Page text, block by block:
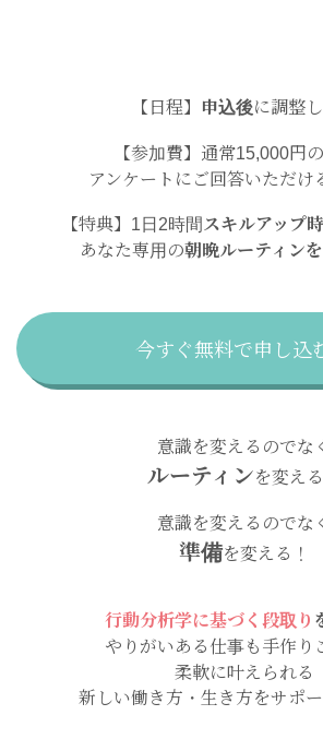
【日程】 申込後に調整
【参加費】通常15,000円
アンケートにご回答いただけ
【特典】1日2時間 スキルアップ
あなた専用の朝晩ルーティンを
今すぐ無料で申し込
意識を変えるのでな
ルーティンを変える
意識を変えるのでな
準備を変える！
行動分析学に基づく段取り
やりがいある仕事も手作り
柔軟に叶えられる
新しい働き方・生き方をサポー